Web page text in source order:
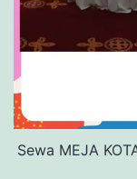
Sewa MEJA